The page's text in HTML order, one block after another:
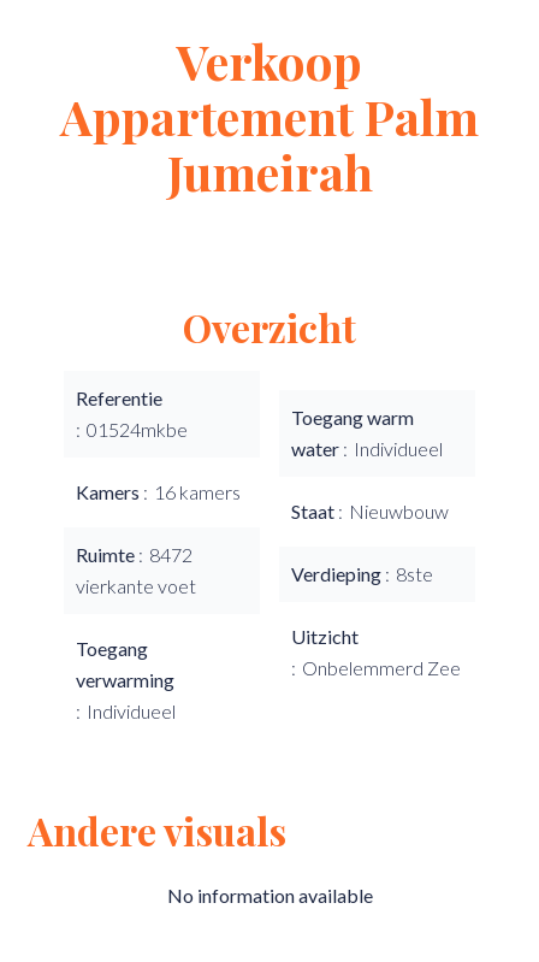
Verkoop
Appartement Palm
Jumeirah
Overzicht
Referentie
01524mkbe
Kamers 16 kamers
Ruimte
8472
vierkante voet
Toegang
verwarming
Individueel
Toegang warm
water
Individueel
Staat Nieuwbouw
Verdieping 8ste
Uitzicht
Onbelemmerd Zee
Andere visuals
No information available